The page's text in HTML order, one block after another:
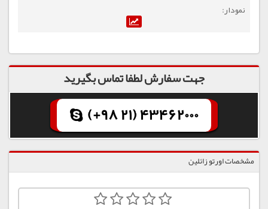
جهت سفارش لطفا تماس بگیرید
(+98 21) 43462000
مشخصات اورتو زائلین